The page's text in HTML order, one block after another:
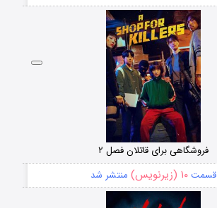
فروشگاهی برای قاتلان فصل ۲
قسمت۱۰ (زیرنویس) منتشر شد